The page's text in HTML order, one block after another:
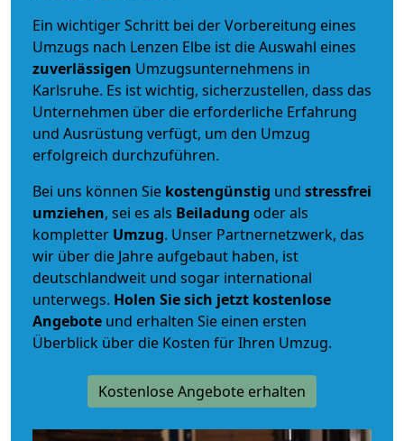
Ein wichtiger Schritt bei der Vorbereitung eines
Umzugs nach Lenzen Elbe ist die Auswahl eines
zuverlässigen Umzugsunternehmens in
Karlsruhe. Es ist wichtig, sicherzustellen, dass das
Unternehmen über die erforderliche Erfahrung
und Ausrüstung verfügt, um den Umzug
erfolgreich durchzuführen.
Bei uns können Sie kostengünstig und stressfrei
umziehen, sei es als Beiladung oder als
kompletter Umzug. Unser Partnernetzwerk, das
wir über die Jahre aufgebaut haben, ist
deutschlandweit und sogar international
unterwegs. Holen Sie sich jetzt kostenlose
Angebote und erhalten Sie einen ersten
Überblick über die Kosten für Ihren Umzug.
Kostenlose Angebote erhalten